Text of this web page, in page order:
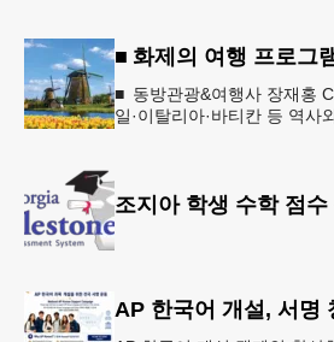
■ 동방관광&여행사 장재홍
일·이탈리아·바티칸 등 역
조지아 학생 수학 점
AP 한국어 개설, 서명